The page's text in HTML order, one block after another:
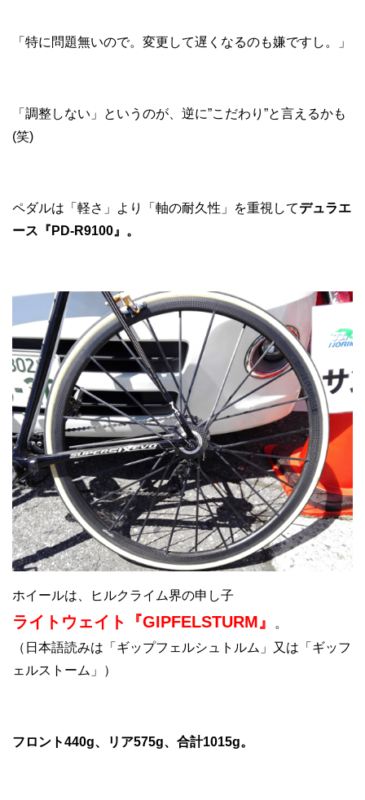
「特に問題無いので。変更して遅くなるのも嫌ですし。」
「調整しない」というのが、逆に”こだわり”と言えるかも
(笑)
ペダルは「軽さ」より「軸の耐久性」を重視してデュラエ
ース『PD-R9100』。
ホイールは、ヒルクライム界の申し子
ライトウェイト『GIPFELSTURM』
。
（日本語読みは「ギップフェルシュトルム」又は「ギッフ
ェルストーム」）
フロント440g、リア575g、合計1015g。